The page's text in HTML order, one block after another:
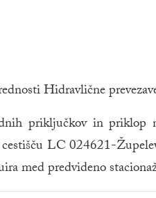
Hidravlične
priključkov in
LC 024621-
med predvideno